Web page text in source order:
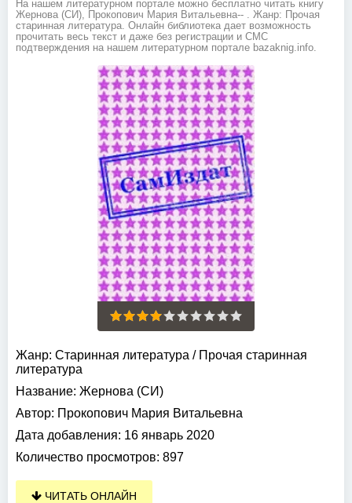
На нашем литературном портале можно бесплатно читать книгу
Жернова (СИ), Прокопович Мария Витальевна-- . Жанр: Прочая
старинная литература. Онлайн библиотека дает возможность
прочитать весь текст и даже без регистрации и СМС
подтверждения на нашем литературном портале bazaknig.info.
Жанр: Старинная литература / Прочая старинная
литература
Название: Жернова (СИ)
Автор: Прокопович Мария Витальевна
Дата добавления: 16 январь 2020
Количество просмотров: 897
ЧИТАТЬ ОНЛАЙН